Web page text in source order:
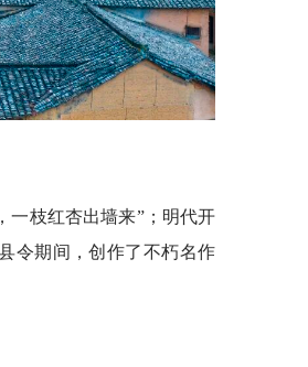
一枝红杏出墙来”；明代开
令期间，创作了不朽名作